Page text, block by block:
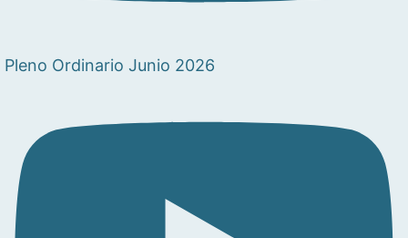
Pleno Ordinario Junio 2026